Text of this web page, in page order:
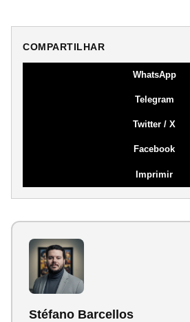
COMPARTILHAR
WhatsApp
Telegram
Twitter / X
Facebook
Imprimir
Stéfano Barcellos